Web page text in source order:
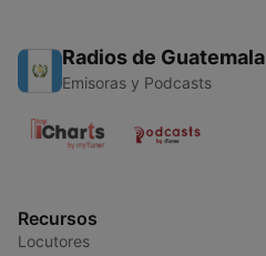
Radios de Guatemala
Emisoras y Podcasts
Recursos
Locutores